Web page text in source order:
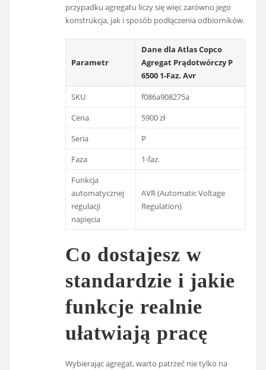
przypadku agregatu liczy się więc zarówno jego
konstrukcja, jak i sposób podłączenia odbiorników.
Parametr
Dane dla Atlas Copco
Agregat Prądotwórczy P
6500 1-Faz. Avr
SKU
f086a908275a
Cena
5900 zł
Seria
P
Faza
1-faz.
Funkcja
automatycznej
regulacji
napięcia
AVR (Automatic Voltage
Regulation)
Co dostajesz w
standardzie i jakie
funkcje realnie
ułatwiają pracę
Wybierając agregat, warto patrzeć nie tylko na